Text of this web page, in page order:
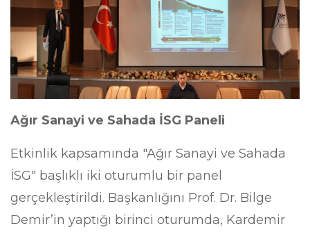
Ağır Sanayi ve Sahada İSG Paneli
​Etkinlik kapsamında "Ağır Sanayi ve Sahada
İSG" başlıklı iki oturumlu bir panel
gerçekleştirildi. Başkanlığını Prof. Dr. Bilge
Demir’in yaptığı birinci oturumda, Kardemir